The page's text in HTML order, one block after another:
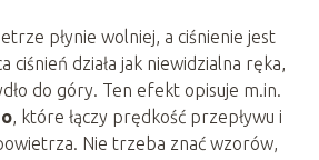
płynie wolniej, a ciśnienie jest
ciśnień działa jak niewidzialna ręka,
do góry. Ten efekt opisuje m.in.
, które łączy prędkość przepływu i
Nie trzeba znać wzorów,